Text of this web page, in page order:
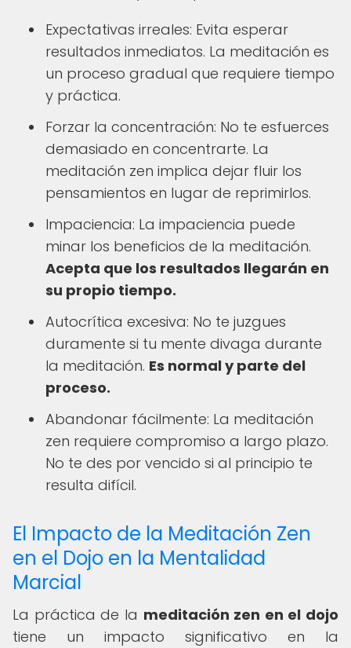
Expectativas irreales: Evita esperar
resultados inmediatos. La meditación es
un proceso gradual que requiere tiempo
y práctica.
Forzar la concentración: No te esfuerces
demasiado en concentrarte. La
meditación zen implica dejar fluir los
pensamientos en lugar de reprimirlos.
Impaciencia: La impaciencia puede
minar los beneficios de la meditación.
Acepta que los resultados llegarán en
su propio tiempo.
Autocrítica excesiva: No te juzgues
duramente si tu mente divaga durante
la meditación. Es normal y parte del
proceso.
Abandonar fácilmente: La meditación
zen requiere compromiso a largo plazo.
No te des por vencido si al principio te
resulta difícil.
El Impacto de la Meditación Zen
en el Dojo en la Mentalidad
Marcial
La práctica de la meditación zen en el dojo
tiene un impacto significativo en la